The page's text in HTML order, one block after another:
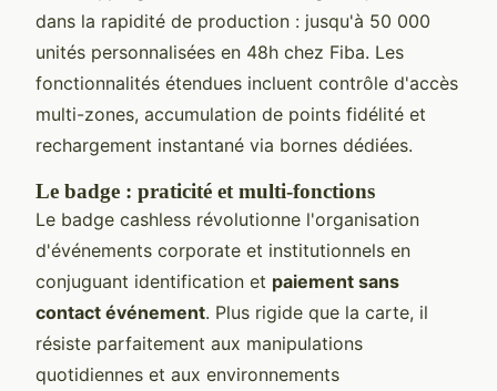
dans la rapidité de production : jusqu'à 50 000
unités personnalisées en 48h chez Fiba. Les
fonctionnalités étendues incluent contrôle d'accès
multi-zones, accumulation de points fidélité et
rechargement instantané via bornes dédiées.
Le badge : praticité et multi-fonctions
Le badge cashless révolutionne l'organisation
d'événements corporate et institutionnels en
conjuguant identification et paiement sans
contact événement. Plus rigide que la carte, il
résiste parfaitement aux manipulations
quotidiennes et aux environnements